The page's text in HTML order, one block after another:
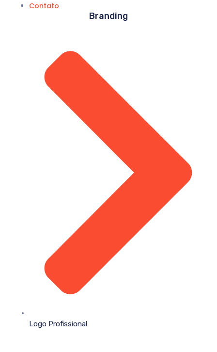
Contato
Branding
Logo Profissional